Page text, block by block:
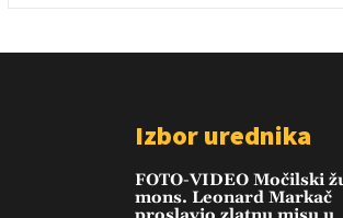
Izbor urednika
FOTO-VIDEO Močilski
mons. Leonard Markač